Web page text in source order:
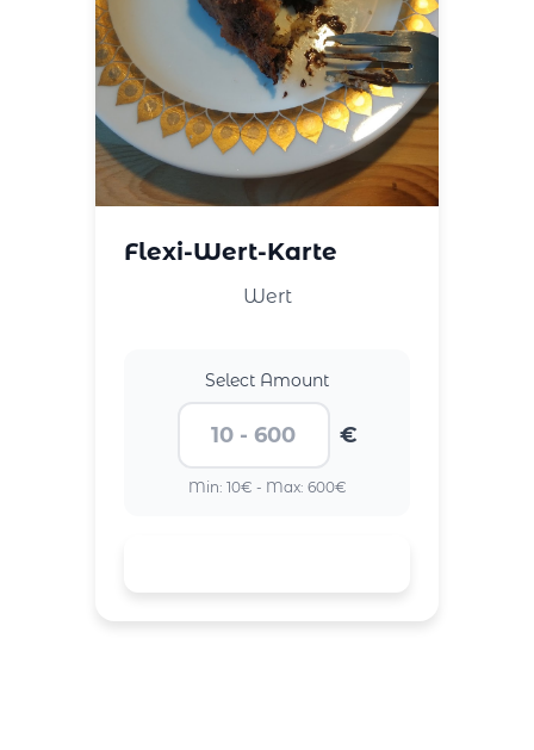
Flexi-Wert-Karte
Wert
Select Amount
€
Min: 10€ - Max: 600€